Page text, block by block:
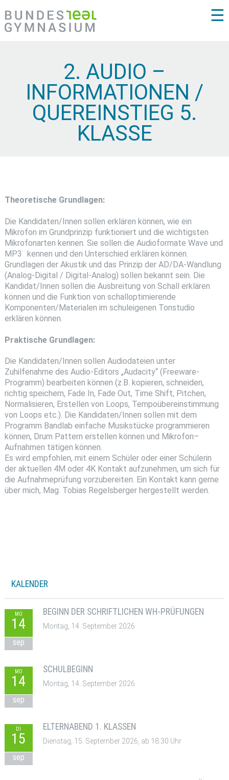
☰
2. AUDIO –
INFORMATIONEN /
QUEREINSTIEG 5.
KLASSE
Theoretische Grundlagen:
Die Kandidaten/Innen sollen erklären können, wie ein
Mikrofon im Grundprinzip funktioniert und die wichtigsten
Mikrofonarten kennen. Sie sollen die Audioformate Wave und
MP3 kennen und den Unterschied erklären können.
Grundlagen der Akustik und das Prinzip der AD/DA-Wandlung
(Analog-Digital / Digital-Analog) sollen bekannt sein. Die
Kandidat/Innen sollen die Ausbreitung von Schall erklären
können und die Funktion von schalloptimierende
Komponenten/Materialen im schuleigenen Tonstudio
erklären können.
Praktische Grundlagen:
Die Kandidaten/Innen sollen Audiodateien unter
Zuhilfenahme des Audio-Editors „Audacity“ (Freeware-
Programm) bearbeiten können (z.B. kopieren, schneiden,
richtig speichern, Fade In, Fade Out, Time Shift, Pitchen,
Normalisieren, Erstellen von Loops, Tempoübereinstimmung
von Loops etc.). Die Kandidaten/Innen sollen mit dem
Programm Bandlab einfache Musikstücke programmieren
können, Drum Pattern erstellen können und Mikrofon–
Aufnahmen tätigen können.
Es wird empfohlen, mit einem Schüler oder einer Schülerin
der aktuellen 4M oder 4K Kontakt aufzunehmen, um sich für
die Aufnahmeprüfung vorzubereiten. Ein Kontakt kann gerne
über mich, Mag. Tobias Regelsberger hergestellt werden.
KALENDER
MO
14
sep
BEGINN DER SCHRIFTLICHEN WH-PRÜFUNGEN
Montag, 14. September 2026
MO
14
sep
SCHULBEGINN
Montag, 14. September 2026
DI
15
sep
ELTERNABEND 1. KLASSEN
Dienstag, 15. September 2026, ab 18:30 Uhr